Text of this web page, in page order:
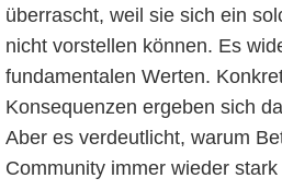
überrascht, weil sie sich ein
nicht vorstellen können. Es
fundamentalen Werten.
Konsequenzen ergeben sich
Aber es verdeutlicht, warum
Community immer wieder